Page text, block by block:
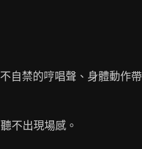
自禁的哼唱聲、身體動作帶
不出現場感。